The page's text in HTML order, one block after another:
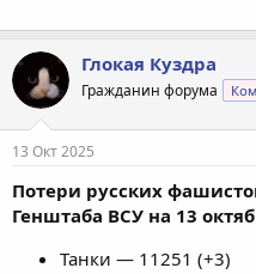
Глокая Куздра
Гражданин форума
13 Окт 2025
Потери русских
Генштаба ВСУ на 13
Танки — 11251 (+3)